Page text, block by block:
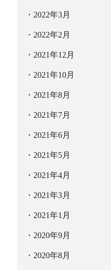
2022年3月
2022年2月
2021年12月
2021年10月
2021年8月
2021年7月
2021年6月
2021年5月
2021年4月
2021年3月
2021年1月
2020年9月
2020年8月